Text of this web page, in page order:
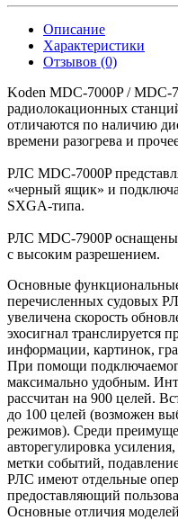
Описание
Характеристики
Отзывов (0)
Koden MDC-7000P / MDC-
радиолокационных
отличаются по наличию
времени разогрева и
РЛС MDC-7000P
«черный ящик» и
SXGA-типа.
РЛС MDC-7900P
с высоким разрешением.
Основные
перечисленных судовых
увеличена скорость
эхосигнал транслируется
информации, картинок,
При помощи
максимально удобным.
рассчитан на 900 целей.
до 100 целей (возможен
режимов). Среди
авторегулировка
метки событий,
РЛС имеют отдельные
предоставляющий
Основные отличия